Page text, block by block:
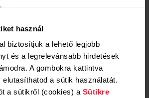
használ
biztosítjuk a lehető legjobb
és a legrelevánsabb hirdetések
A gombokra kattintva
elutasíthatod a sütik használatát.
a sütikről (cookies) a Sütikre
óra